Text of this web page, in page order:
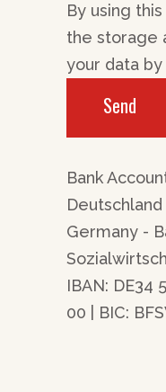
By using
the storage
your data
Send
Bank
Deutschland
Germany -
IBAN: DE34
00 | BIC: